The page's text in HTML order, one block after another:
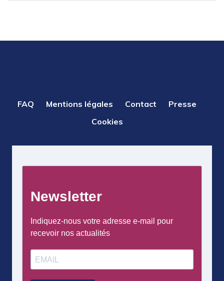
PIED
FAQ Mentions légales Contact
Presse
Cookies